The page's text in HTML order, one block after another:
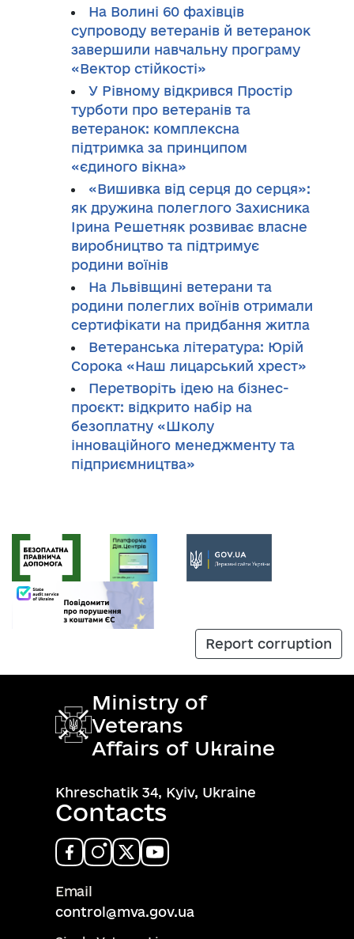
На Волині 60 фахівців
супроводу ветеранів й ветеранок
завершили навчальну програму
«Вектор стійкості»
У Рівному відкрився Простір
турботи про ветеранів та
ветеранок: комплексна
підтримка за принципом
«єдиного вікна»
«Вишивка від серця до серця»:
як дружина полеглого Захисника
Ірина Решетняк розвиває власне
виробництво та підтримує
родини воїнів
На Львівщині ветерани та
родини полеглих воїнів отримали
сертифікати на придбання житла
Ветеранська література: Юрій
Сорока «Наш лицарський хрест»
Перетворіть ідею на бізнес-
проєкт: відкрито набір на
безоплатну «Школу
інноваційного менеджменту та
підприємництва»
Report corruption
Ministry of
Veterans
Affairs of Ukraine
Khreschatik 34, Kyiv, Ukraine
Contacts
Email
control@mva.gov.ua